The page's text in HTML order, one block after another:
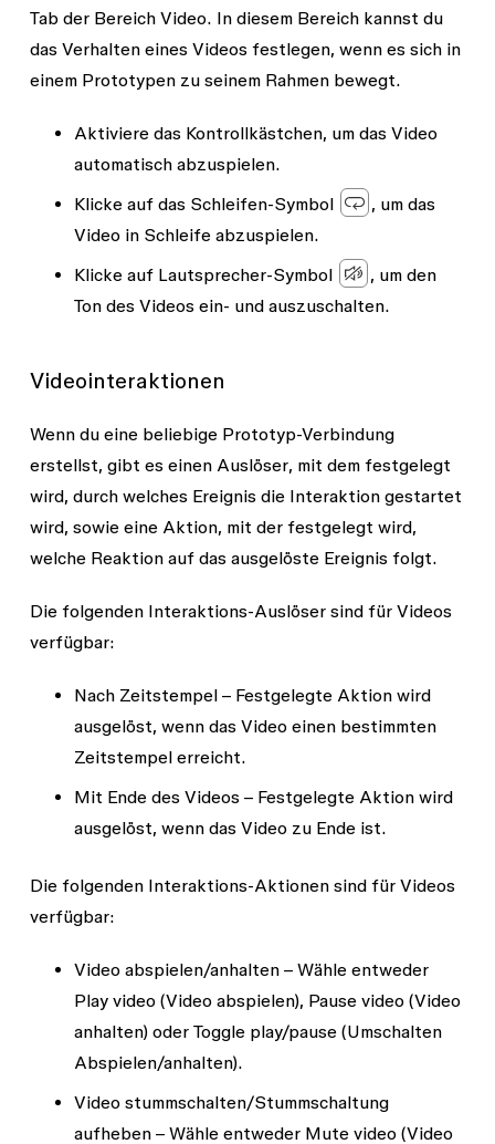
Tab der Bereich Video. In diesem Bereich kannst du
das Verhalten eines Videos festlegen, wenn es sich in
einem Prototypen zu seinem Rahmen bewegt.
Aktiviere das Kontrollkästchen, um das Video
automatisch abzuspielen.
Klicke auf das Schleifen-Symbol
, um das
Video in Schleife abzuspielen.
Klicke auf Lautsprecher-Symbol
, um den
Ton des Videos ein- und auszuschalten.
Videointeraktionen
Wenn du eine beliebige Prototyp-Verbindung
erstellst, gibt es einen Auslöser, mit dem festgelegt
wird, durch welches Ereignis die Interaktion gestartet
wird, sowie eine Aktion, mit der festgelegt wird,
welche Reaktion auf das ausgelöste Ereignis folgt.
Die folgenden Interaktions-Auslöser sind für Videos
verfügbar:
Nach Zeitstempel– Festgelegte Aktion wird
ausgelöst, wenn das Video einen bestimmten
Zeitstempel erreicht.
Mit Ende des Videos– Festgelegte Aktion wird
ausgelöst, wenn das Video zu Ende ist.
Die folgenden Interaktions-Aktionen sind für Videos
verfügbar:
Video abspielen/anhalten– Wähle entweder
Play video (Video abspielen), Pause video (Video
anhalten) oder Toggle play/pause(Umschalten
Abspielen/anhalten).
Video stummschalten/Stummschaltung
aufheben– Wähle entweder Mute video (Video